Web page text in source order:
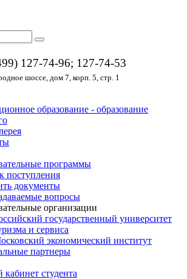
127-74-96; 127-74-53
шоссе, дом 7, корп. 5, стр. 1
образование - образование
программы
поступления
документы
вопросы
организации
государственный университет
и сервиса
экономический институт
партнеры
студента